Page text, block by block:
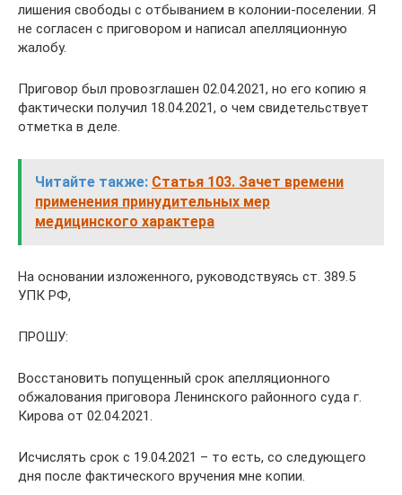
лишения свободы с отбыванием в колонии-поселении. Я
не согласен с приговором и написал апелляционную
жалобу.
Приговор был провозглашен 02.04.2021, но его копию я
фактически получил 18.04.2021, о чем свидетельствует
отметка в деле.
Читайте также: Статья 103. Зачет времени
применения принудительных мер
медицинского характера
На основании изложенного, руководствуясь ст. 389.5
УПК РФ,
ПРОШУ:
Восстановить попущенный срок апелляционного
обжалования приговора Ленинского районного суда г.
Кирова от 02.04.2021.
Исчислять срок с 19.04.2021 – то есть, со следующего
дня после фактического вручения мне копии.